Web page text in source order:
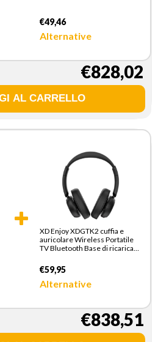
€49,46
Alternative
€828,02
XD Enjoy XDGTK2 cuffia e
auricolare Wireless Portatile
TV Bluetooth Base di ricarica
€59,95
Alternative
€838,51